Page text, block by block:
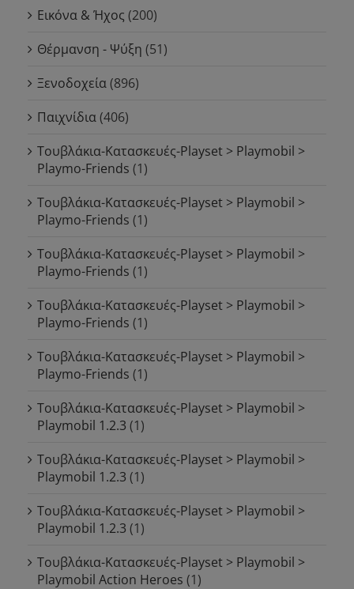
Εικόνα & Ήχος (200)
Θέρμανση - Ψύξη (51)
Ξενοδοχεία(896)
Παιχνίδια(406)
Τουβλάκια-Κατασκευές-Playset > Playmobil >
Playmo-Friends (1)
Τουβλάκια-Κατασκευές-Playset > Playmobil >
Playmo-Friends (1)
Τουβλάκια-Κατασκευές-Playset > Playmobil >
Playmo-Friends (1)
Τουβλάκια-Κατασκευές-Playset > Playmobil >
Playmo-Friends (1)
Τουβλάκια-Κατασκευές-Playset > Playmobil >
Playmo-Friends (1)
Τουβλάκια-Κατασκευές-Playset > Playmobil >
Playmobil 1.2.3 (1)
Τουβλάκια-Κατασκευές-Playset > Playmobil >
Playmobil 1.2.3 (1)
Τουβλάκια-Κατασκευές-Playset > Playmobil >
Playmobil 1.2.3 (1)
Τουβλάκια-Κατασκευές-Playset > Playmobil >
Playmobil Action Heroes (1)